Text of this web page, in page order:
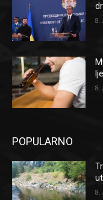
8.
8.
POPULARNO
8.